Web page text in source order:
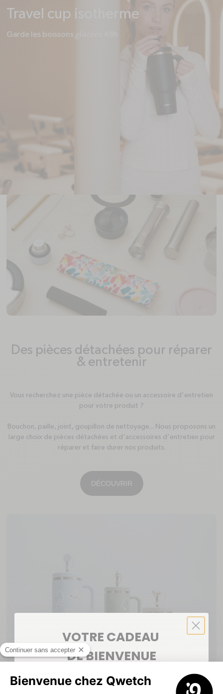
Travel cup isotherme
Garde les boissons glacées
Changez votre façon de boire !
quotidienne en vous apportant plaisir et bien-être.
Des pièces détachées pour réparer
& entretenir
Vous recherchez une pièce détachée ou un accessoire d'entretien
pour votre produit ?
Bouchon, paille, joint, goupillon de nettoyage... Nous proposons un
large choix de pièces détachées et d'accessoires d'entretien pour
réparer et faire durer nos produits.
DÉCOUVRIR
VOTRE CADEAU
DE BIENVENUE
5€ offerts pour votre première commande💙